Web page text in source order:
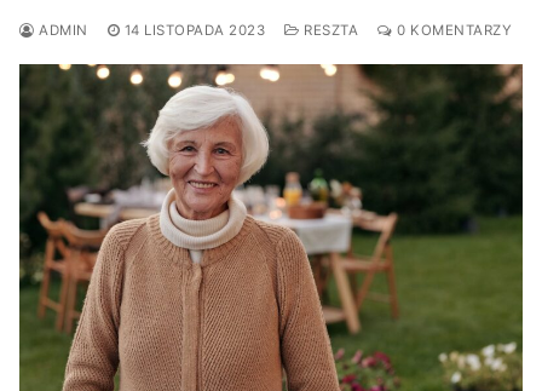
ADMIN 14 LISTOPADA 2023 RESZTA 0 KOMENTARZY